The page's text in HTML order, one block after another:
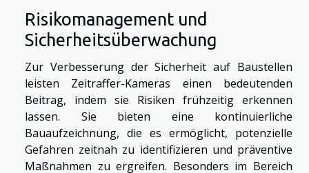
Risikomanagement und
Sicherheitsüberwachung
Zur Verbesserung der Sicherheit auf Baustellen
leisten Zeitraffer-Kameras einen bedeutenden
Beitrag, indem sie Risiken frühzeitig erkennen
lassen. Sie bieten eine kontinuierliche
Bauaufzeichnung, die es ermöglicht, potenzielle
Gefahren zeitnah zu identifizieren und präventive
Maßnahmen zu ergreifen. Besonders im Bereich